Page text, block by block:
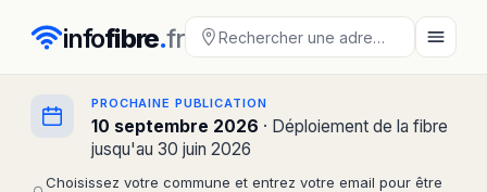
infofibre.fr
PROCHAINE PUBLICATION
10 septembre 2026 · Déploiement de la fibre
jusqu'au 30 juin 2026
Choisissez votre commune et entrez votre email pour être